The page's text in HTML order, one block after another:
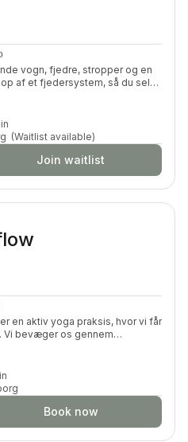
vogn, fjedre, stropper og en
af et fjedersystem, så du selv
får en dynamisk og effektiv
på din styrke,
og koncentration.
(Waitlist available)
Join waitlist
en aktiv yoga praksis, hvor vi får
Vi bevæger os gennem
stående stillinger og
sidste del af timer skruer vi
liggende stræk.
Book now